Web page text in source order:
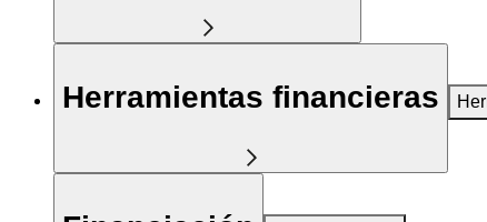
Herramientas financieras